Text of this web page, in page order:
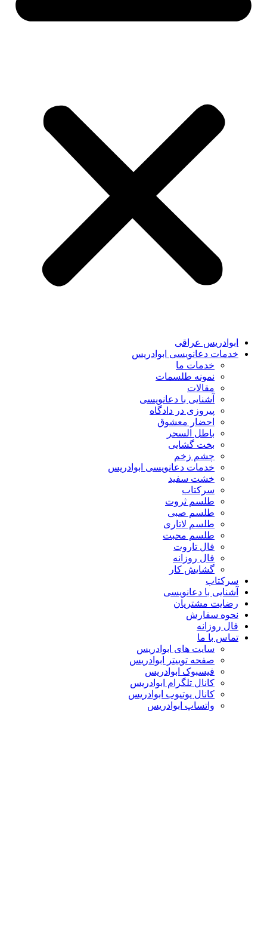
ابوادریس عراقی
خدمات دعانویسی ابوادریس
خدمات ما
نمونه طلسمات
مقالات
آشنایی با دعانویسی
پیروزی در دادگاه
احضار معشوق
باطل السحر
بخت گشایی
چشم زخم
خدمات دعانویسی ابوادریس
خشت سفید
سرکتاب
طلسم ثروت
طلسم صبی
طلسم لاتاری
طلسم محبت
فال تاروت
فال روزانه
گشایش کار
سرکتاب
آشنایی با دعانویسی
رضایت مشتریان
نحوه سفارش
فال روزانه
تماس با ما
سایت های ابوادریس
صفحه توییتر ابوادریس
فیسبوک ابوادریس
کانال تلگرام ابوادریس
کانال یوتیوب ابوادریس
واتساپ ابوادریس